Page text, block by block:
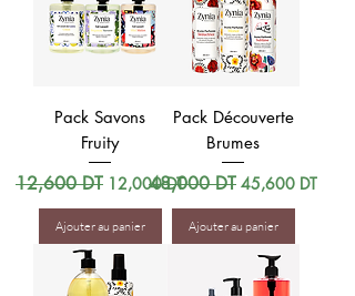
Pack Savons
Fruity
Prix original
12,600 DT Prix promotionnel
12,000 DT
Ajouter au panier
Pack Découverte
Brumes
Prix original
48,000 DT Prix promotionnel
45,600 DT
Ajouter au panier